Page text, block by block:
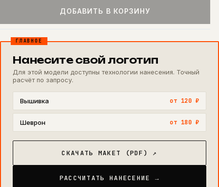
ДОБАВИТЬ В КОРЗИНУ
ГЛАВНОЕ
Нанесите свой логотип
Для этой модели доступны технологии нанесения. Точный
расчёт по запросу.
Вышивка от 120 ₽
Шеврон от 180 ₽
СКАЧАТЬ МАКЕТ (PDF) ↗
РАССЧИТАТЬ НАНЕСЕНИЕ →